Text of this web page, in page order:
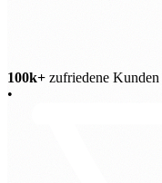
100k+ zufriedene Kunden
•